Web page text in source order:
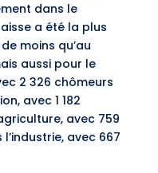
dans le
a été la plus
moins qu’au
aussi pour le
2 326 chômeurs
avec 1 182
avec 759
avec 667